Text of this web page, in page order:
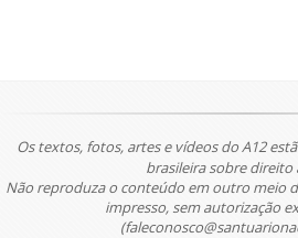
Os textos, fotos, artes e vídeos do A12
brasileira sobre direito
Não reproduza o conteúdo em outro meio
impresso, sem autorização